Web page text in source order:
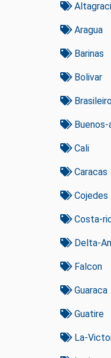
Aragua
Barinas
Bolivar
Buenos-
Cali
Caracas
Cojedes
Costa-
Delta-
Falcon
Guaraca
Guatire
La-